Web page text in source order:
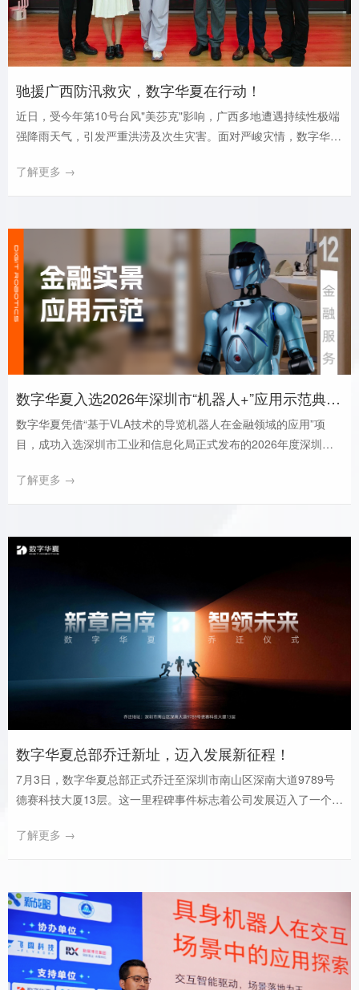
驰援广西防汛救灾，数字华夏在行动！
近日，受今年第10号台风"美莎克"影响，广西多地遭遇持续性极端
强降雨天气，引发严重洪涝及次生灾害。面对严峻灾情，数字华夏
极履行社会责任，以实际行动助力一线抗灾救援。
了解更多 →
数字华夏入选2026年深圳市“机器人+”应用示范典型案例
数字华夏凭借“基于VLA技术的导览机器人在金融领域的应用”项
目，成功入选深圳市工业和信息化局正式发布的2026年度深圳
了解更多 →
数字华夏总部乔迁新址，迈入发展新征程！
7月3日，数字华夏总部正式乔迁至深圳市南山区深南大道9789号
德赛科技大厦13层。这一里程碑事件标志着公司发展迈入了一个崭
了解更多 →